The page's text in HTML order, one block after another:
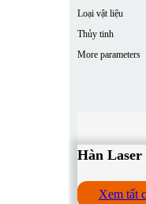
Loại vật liệu
Thủy tinh
More parameters
Hàn Laser
Xem tất